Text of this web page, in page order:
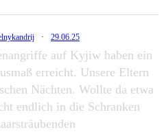
· 29.06.25
auf Kyjiw haben ein
erreicht. Unsere Eltern
Nächten. Wollte da etwa
endlich in die Schranken